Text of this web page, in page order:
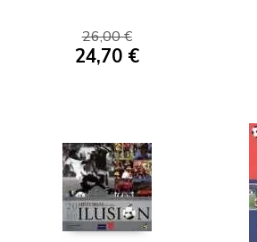
26,00 €
24,70 €